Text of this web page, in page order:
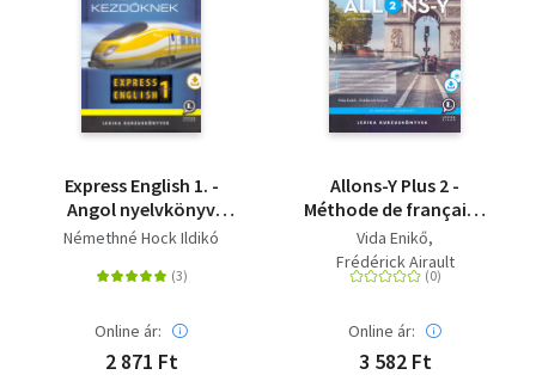
Történelem
Express English 1. -
Angol nyelvkönyv
kezdőknek
Némethné Hock Ildikó
Online ár:
2 871 Ft
Allons-Y Plus 2 -
Méthode de français -
Francia kurzuskönyv
(A2) - +CD melléklet
Vida Enikő
Frédérick Airault
Online ár:
3 582 Ft